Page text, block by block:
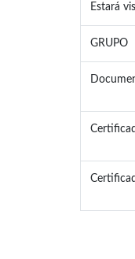
Estará
GRUPO